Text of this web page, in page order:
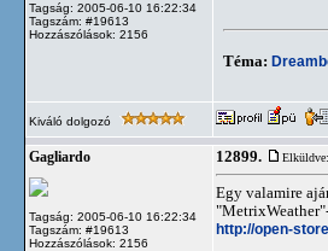
Tagság: 2005-06-10 16:22:34
Tagszám: #19613
Hozzászólások: 2156
Téma:
Kiváló dolgozó
Gagliardo
Tagság: 2005-06-10 16:22:34
Tagszám: #19613
Hozzászólások: 2156
12899.
Egy valamire
http://open-